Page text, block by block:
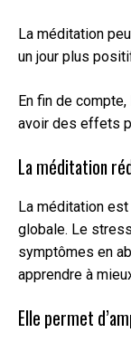
La méditation
un jour plus
En fin de
avoir des effets
La méditation
La méditation
globale. Le
symptômes en
apprendre à
Elle permet